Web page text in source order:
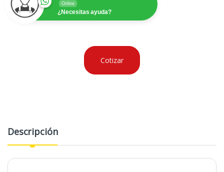
Online
¿Necesitas ayuda?
Cotizar
Descripción